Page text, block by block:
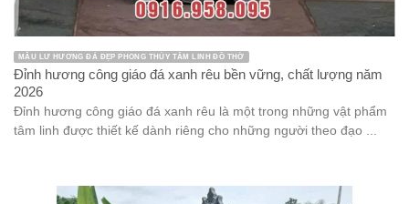
MẪU LƯ HƯƠNG ĐÁ ĐẸP PHONG THỦY TÂM LINH ĐỒ THỜ
Đỉnh hương công giáo đá xanh rêu bền vững, chất lượng năm
2026
Đỉnh hương công giáo đá xanh rêu là một trong những vật phẩm
tâm linh được thiết kế dành riêng cho những người theo đạo ...